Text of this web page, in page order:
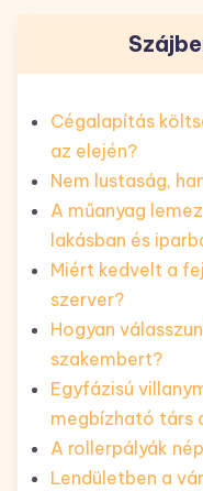
Cégalapítás
az elején?
Nem lustaság,
A műanyag
lakásban és
Miért kedvelt a
szerver?
Hogyan
szakembert?
Egyfázisú
megbízható társ
A rollerpályák
Lendületben a